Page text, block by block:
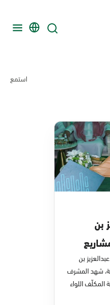
استمع
بن
بن
شهد المشرف
المكلّف اللواء